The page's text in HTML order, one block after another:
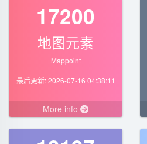
17200
地图元素
Mappoint
最后更新: 2026-07-16 04:38:11
More info